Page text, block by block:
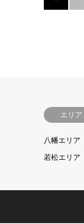
エリア
八幡エリア
若松エリア